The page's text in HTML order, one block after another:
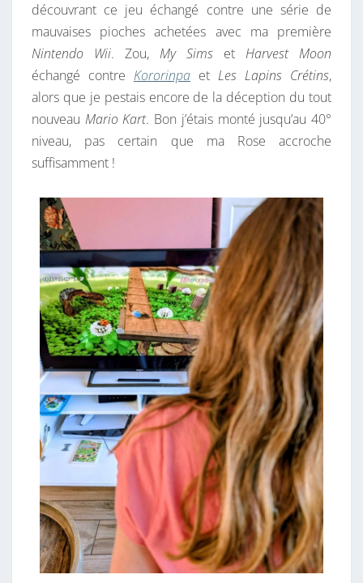
découvrant ce jeu échangé contre une série de
mauvaises pioches achetées avec ma première
Nintendo Wii. Zou, My Sims et Harvest Moon
échangé contre Kororinpa et Les Lapins Crétins,
alors que je pestais encore de la déception du tout
nouveau Mario Kart. Bon j’étais monté jusqu’au 40°
niveau, pas certain que ma Rose accroche
suffisamment !